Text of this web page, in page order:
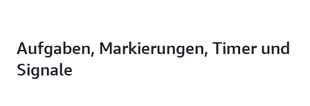
Aufgaben, Markierungen, Timer und
Signale